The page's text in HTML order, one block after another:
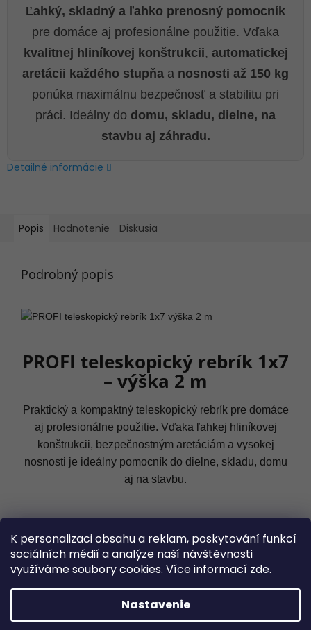
K personalizaci obsahu a reklam, poskytování funkcí
sociálních médií a analýze naší návštěvnosti
využíváme soubory cookies. Více informací zde.
Nastavenie
Ľahký, skladný a ľahko prenosný pomocník
pre domáce aj profesionálne použitie. Vďaka
kvalitnej hliníkovej konštrukcii, automatickej
aretácii každého stupňa a nosnosti až 150 kg
ponúka maximálnu bezpečnosť a stabilitu pri
práci. Ideálny do domu, skladu, dielne, na
stavbu aj záhradu.
Detailné informácie
Popis Hodnotenie Diskusia
Podrobný popis
PROFI teleskopický rebrík 1x7
– výška 2 m
Praktický a kompaktný teleskopický rebrík pre domáce
aj profesionálne použitie. Vďaka ľahkej hliníkovej
konštrukcii, bezpečnostným aretáciám a vysokej
nosnosti je ideálny pomocník do dielne, skladu, domu
aj na stavbu.
✔ Bezpečnosť
Automatická aretácia každého stupňa